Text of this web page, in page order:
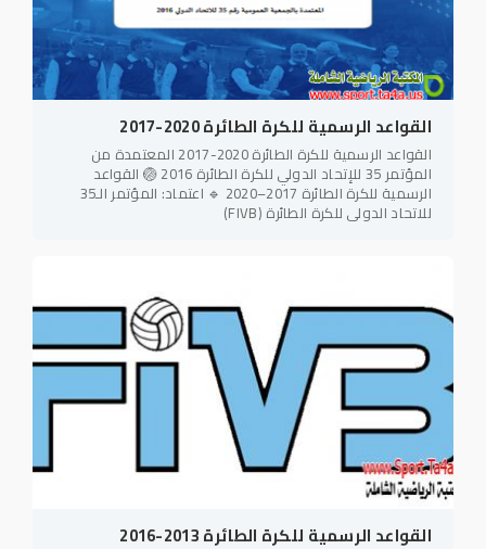
القواعد الرسمية للكرة الطائرة 2020-2017
القواعد الرسمية للكرة الطائرة 2020-2017 المعتمدة من
المؤتمر 35 للإتحاد الدولي للكرة الطائرة 2016 🏐 القواعد
الرسمية للكرة الطائرة 2017–2020 🔹 اعتماد: المؤتمر الـ35
للاتحاد الدولي للكرة الطائرة (FIVB)
القواعد الرسمية للكرة الطائرة 2013-2016